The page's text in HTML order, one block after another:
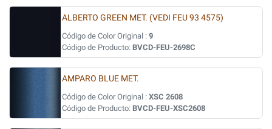
ALBERTO GREEN MET. (VEDI FEU 93 4575)
Código de Color Original : 9
Código de Producto: BVCD-FEU-2698C
AMPARO BLUE MET.
Código de Color Original : XSC 2608
Código de Producto: BVCD-FEU-XSC2608